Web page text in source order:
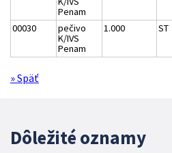
Penam
00030
pečivo
K/IVS
Penam
1.000 ST
» Späť
Dôležité oznamy